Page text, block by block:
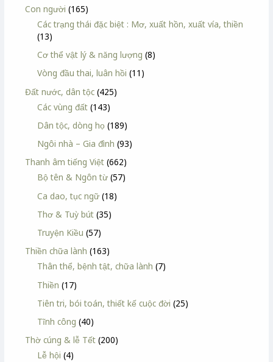
Con người (165)
Các trạng thái đặc biệt : Mơ, xuất hồn, xuất vía, thiền
(13)
Cơ thể vật lý & năng lượng (8)
Vòng đầu thai, luân hồi (11)
Đất nước, dân tộc (425)
Các vùng đất (143)
Dân tộc, dòng họ (189)
Ngôi nhà – Gia đình (93)
Thanh âm tiếng Việt (662)
Bộ tên & Ngôn từ (57)
Ca dao, tục ngữ (18)
Thơ & Tuỳ bút (35)
Truyện Kiều (57)
Thiền chữa lành (163)
Thân thể, bệnh tật, chữa lành (7)
Thiền (17)
Tiên tri, bói toán, thiết kế cuộc đời (25)
Tĩnh công (40)
Thờ cúng & lễ Tết (200)
Lễ hội (4)